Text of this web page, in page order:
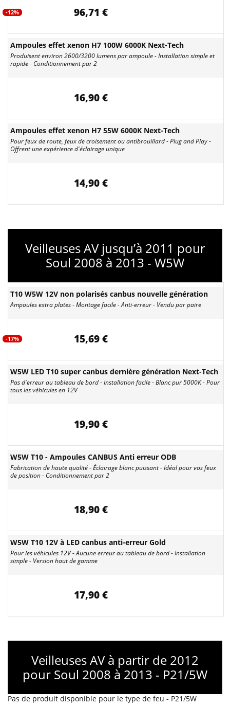
-12% 96,71 €
Ampoules effet xenon H7 100W 6000K Next-Tech
Produisent environ 2600/3200 lumens par ampoule - Installation simple et
rapide - Conditionnement par 2
16,90 €
Ampoules effet xenon H7 55W 6000K Next-Tech
Pour feux de route, feux de croisement ou antibrouillard - Plug and Play -
Offrent une expérience d'éclairage unique
14,90 €
Veilleuses AV jusqu’à 2011 pour
Soul 2008 à 2013 - W5W
T10 W5W 12V non polarisés canbus nouvelle génération
Ampoules extra plates - Montage facile - Anti-erreur - Vendu par paire
-17% 15,69 €
W5W LED T10 super canbus dernière génération Next-Tech
Pas d'erreur au tableau de bord - Installation facile - Blanc pur 5000K - Pour
tous les véhicules en 12V
19,90 €
W5W T10 - Ampoules CANBUS Anti erreur ODB
Fabrication de haute qualité - Éclairage blanc puissant - Idéal pour vos feux
de position - Conditionnement par 2
18,90 €
W5W T10 12V à LED canbus anti-erreur Gold
Pour les véhicules 12V - Aucune erreur au tableau de bord - Installation
simple - Version haut de gamme
17,90 €
Veilleuses AV à partir de 2012
pour Soul 2008 à 2013 - P21/5W
Pas de produit disponible pour le type de feu - P21/5W